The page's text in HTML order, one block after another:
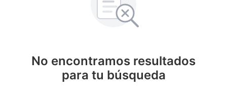
No encontramos resultados
para tu búsqueda